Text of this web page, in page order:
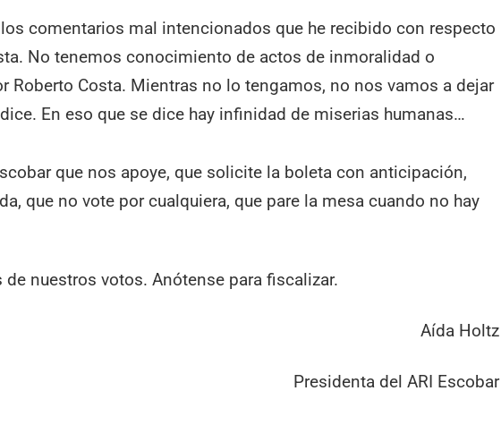
comentarios mal intencionados que he recibido con respecto
No tenemos conocimiento de actos de inmoralidad o
Roberto Costa. Mientras no lo tengamos, no nos vamos a dejar
En eso que se dice hay infinidad de miserias humanas…
que nos apoye, que solicite la boleta con anticipación,
que no vote por cualquiera, que pare la mesa cuando no hay
de nuestros votos. Anótense para fiscalizar.
Aída Holtz
Presidenta del ARI Escobar